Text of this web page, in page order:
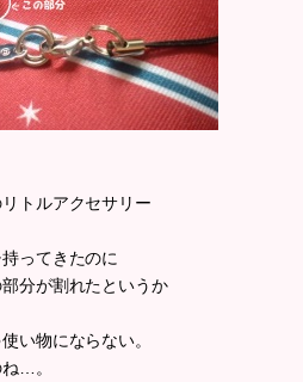
トルアクセサリー
ってきたのに
分が割れたというか
い物にならない。
…。